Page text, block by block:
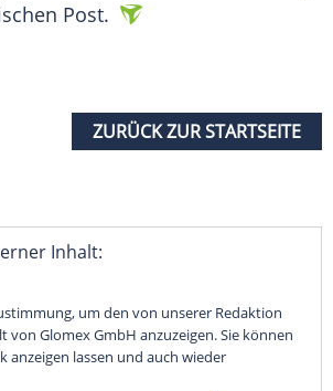
Post.
ZURÜCK ZUR STARTSEITE
Inhalt:
um den von unserer Redaktion
von Glomex GmbH anzuzeigen. Sie können
anzeigen lassen und auch wieder